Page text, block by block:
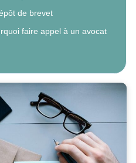
de brevet
faire appel à un avocat